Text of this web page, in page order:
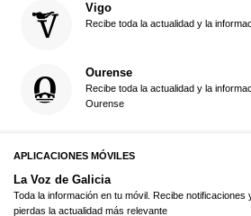
Vigo
Recibe toda la actualidad y la
Ourense
Recibe toda la actualidad y la
Ourense
APLICACIONES MÓVILES
La Voz de Galicia
Toda la información en tu móvil. Recibe notificaciones
pierdas la actualidad más relevante